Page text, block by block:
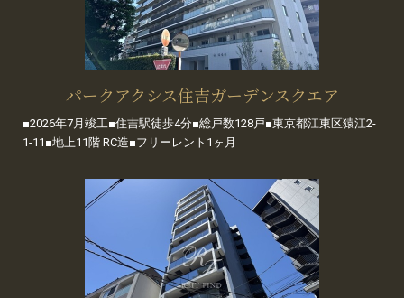
パークアクシス住吉ガーデンスクエア
■2026年7月竣工■住吉駅徒歩4分■総戸数128戸■東京都江東区猿江2-
1-11■地上11階 RC造■フリーレント1ヶ月